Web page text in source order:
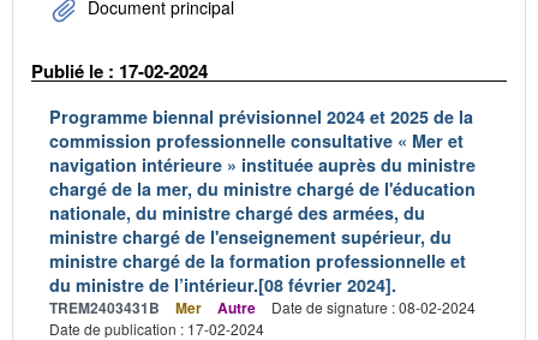
Document principal
Publié le : 17-02-2024
Programme biennal prévisionnel 2024 et 2025 de la
commission professionnelle consultative « Mer et
navigation intérieure » instituée auprès du ministre
chargé de la mer, du ministre chargé de l'éducation
nationale, du ministre chargé des armées, du
ministre chargé de l'enseignement supérieur, du
ministre chargé de la formation professionnelle et
du ministre de l’intérieur.[08 février 2024].
TREM2403431B Mer Autre
Date de signature : 08-02-2024
Date de publication : 17-02-2024